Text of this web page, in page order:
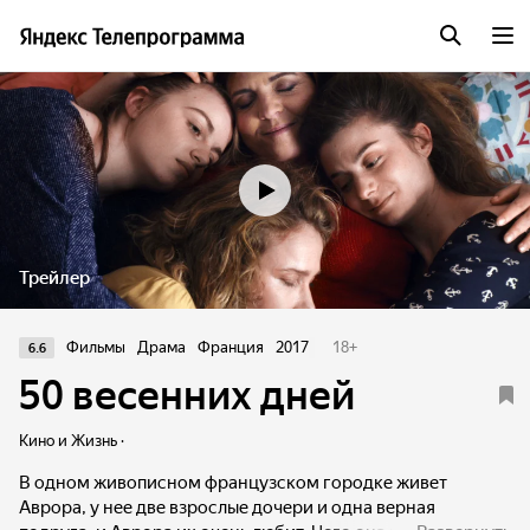
Трейлер
6.6 Фильмы Драма Франция 2017 18+
50 весенних дней
Кино и Жизнь ·
В одном живописном французском городке живет
Аврора, у нее две взрослые дочери и одна верная